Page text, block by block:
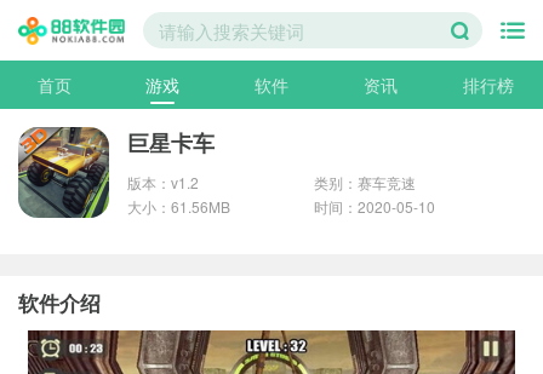
首页 游戏 软件 资讯 排行榜
巨星卡车
版本：v1.2
类别：赛车竞速
大小：61.56MB
时间：2020-05-10
软件介绍